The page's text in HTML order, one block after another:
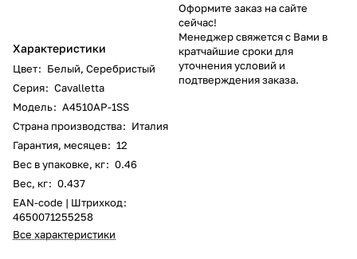
Характеристики
Цвет: Белый, Серебристый
Серия: Cavalletta
Модель: A4510AP-1SS
Страна производства: Италия
Гарантия, месяцев: 12
Вес в упаковке, кг: 0.46
Вес, кг: 0.437
EAN-code | Штрихкод:
4650071255258
Все характеристики
Оформите заказ на сайте
сейчас!
Менеджер свяжется с Вами в
кратчайшие сроки для
уточнения условий и
подтверждения заказа.